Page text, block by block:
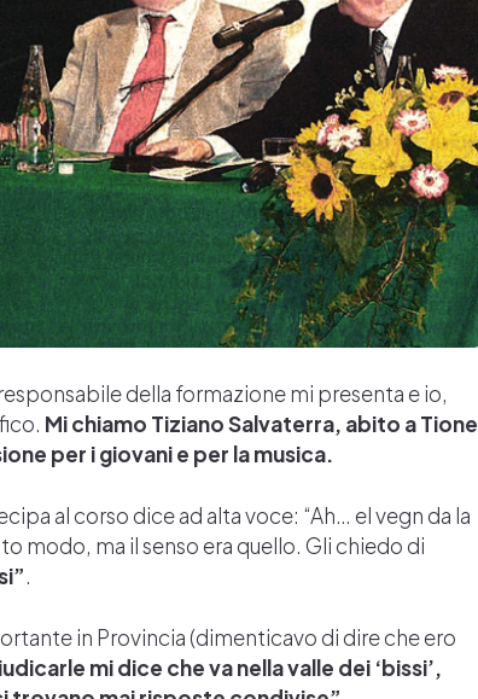
della formazione mi presenta e io,
Mi chiamo Tiziano Salvaterra, abito a Tione
per i giovani e per la musica.
al corso dice ad alta voce: “Ah… el vegn da la
modo, ma il senso era quello. Gli chiedo di
.
in Provincia (dimenticavo di dire che ero
mi dice che va nella valle dei ‘bissi’,